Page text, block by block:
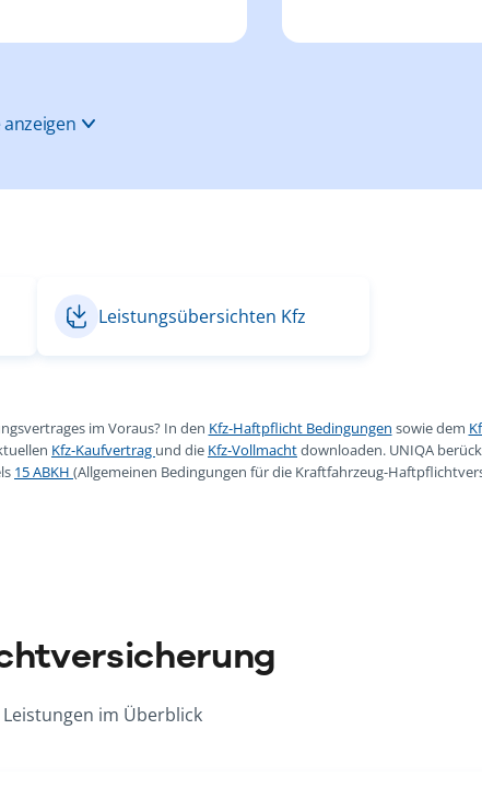
anzeigen
Leistungsübersichten Kfz
im Voraus? In den Kfz-Haftpflicht Bedingungen sowie dem
Kfz-Kaufvertrag und die Kfz-Vollmachtdownloaden. UNIQA
15 ABKH (Allgemeinen Bedingungen für die Kraftfahrzeug-
im Überblick